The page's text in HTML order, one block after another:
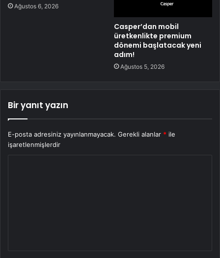
Ağustos 6, 2026
Casper’dan mobil
üretkenlikte premium
dönemi başlatacak yeni
adım!
Ağustos 5, 2026
Bir yanıt yazın
E-posta adresiniz yayınlanmayacak. Gerekli alanlar * ile
işaretlenmişlerdir